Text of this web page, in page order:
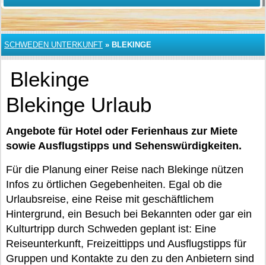
SCHWEDEN UNTERKUNFT » BLEKINGE
Blekinge
Blekinge Urlaub
Angebote für Hotel oder Ferienhaus zur Miete
sowie Ausflugstipps und Sehenswürdigkeiten.
Für die Planung einer Reise nach Blekinge nützen
Infos zu örtlichen Gegebenheiten. Egal ob die
Urlaubsreise, eine Reise mit geschäftlichem
Hintergrund, ein Besuch bei Bekannten oder gar ein
Kulturtripp durch Schweden geplant ist: Eine
Reiseunterkunft, Freizeittipps und Ausflugstipps für
Gruppen und Kontakte zu den zu den Anbietern sind